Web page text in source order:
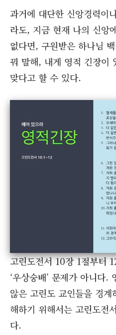
과거에 대단한 신앙경력이
라도, 지금 현재 나의 신앙
없다면, 구원받은 하나님
꿔 말해, 내게 영적 긴장이
맞다고 할 수 있다.
고린도전서 10장 1절부터
‘우상숭배’ 문제가 아니다.
않은 고린도 교인들을 경
해하기 위해서는 고린도전
다.